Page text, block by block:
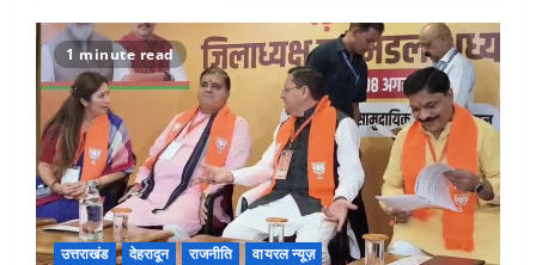
1 minute read
उत्तराखंड देहरादून राजनीति वायरल न्यूज़